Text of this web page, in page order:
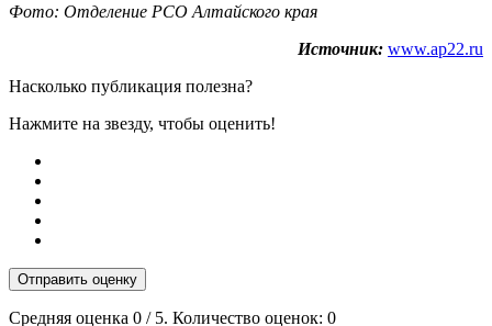
Фото: Отделение РСО Алтайского края
Источник: www.ap22.ru
Насколько публикация полезна?
Нажмите на звезду, чтобы оценить!
Отправить оценку
Средняя оценка 0 / 5. Количество оценок: 0